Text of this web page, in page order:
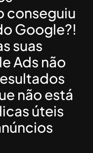
conseguiu
Google?!
suas
Ads não
não está
úteis